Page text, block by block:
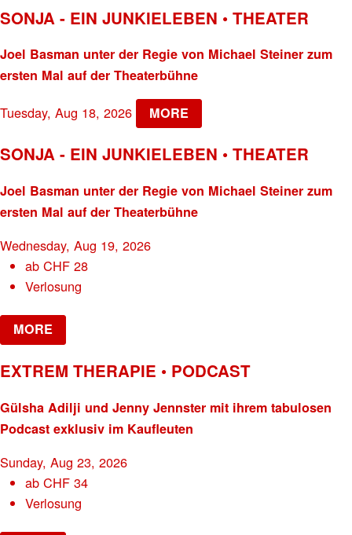
SONJA - EIN JUNKIELEBEN • THEATER
Joel Basman unter der Regie von Michael Steiner zum
ersten Mal auf der Theaterbühne
Tuesday, Aug 18, 2026 MORE
SONJA - EIN JUNKIELEBEN • THEATER
Joel Basman unter der Regie von Michael Steiner zum
ersten Mal auf der Theaterbühne
Wednesday, Aug 19, 2026
abCHF 28
Verlosung
MORE
EXTREM THERAPIE • PODCAST
Gülsha Adilji und Jenny Jennster mit ihrem tabulosen
Podcast exklusiv im Kaufleuten
Sunday, Aug 23, 2026
abCHF 34
Verlosung